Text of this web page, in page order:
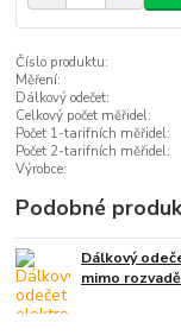
Číslo produktu:
Měření:
Dálkový odečet:
Celkový počet měřidel:
Počet 1-tarifních měřidel:
Počet 2-tarifních měřidel:
Výrobce:
Podobné
Dálkový
mimo